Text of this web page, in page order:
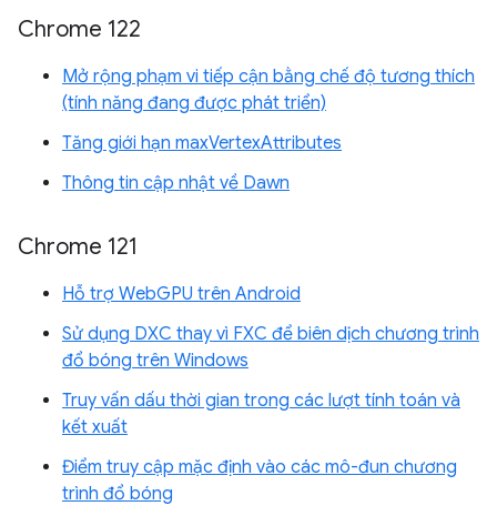
Chrome 122
Mở rộng phạm vi tiếp cận bằng chế độ tương thích
(tính năng đang được phát triển)
Tăng giới hạn maxVertexAttributes
Thông tin cập nhật về Dawn
Chrome 121
Hỗ trợ WebGPU trên Android
Sử dụng DXC thay vì FXC để biên dịch chương trình
đổ bóng trên Windows
Truy vấn dấu thời gian trong các lượt tính toán và
kết xuất
Điểm truy cập mặc định vào các mô-đun chương
trình đổ bóng